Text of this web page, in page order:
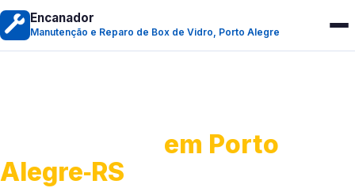
Encanador
Manutenção e Reparo de Box de Vidro, Porto Alegre
em Porto
Alegre‑RS